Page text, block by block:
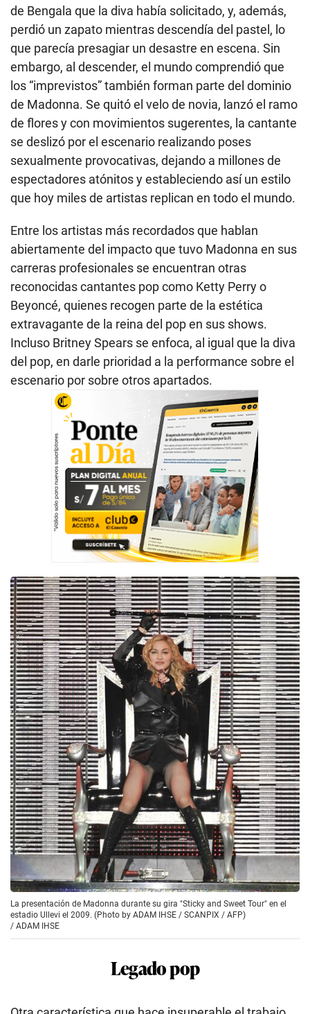
de Bengala que la diva había solicitado, y, además,
perdió un zapato mientras descendía del pastel, lo
que parecía presagiar un desastre en escena. Sin
embargo, al descender, el mundo comprendió que
los “imprevistos” también forman parte del dominio
de Madonna. Se quitó el velo de novia, lanzó el ramo
de flores y con movimientos sugerentes, la cantante
se deslizó por el escenario realizando poses
sexualmente provocativas, dejando a millones de
espectadores atónitos y estableciendo así un estilo
que hoy miles de artistas replican en todo el mundo.
Entre los artistas más recordados que hablan
abiertamente del impacto que tuvo Madonna en sus
carreras profesionales se encuentran otras
reconocidas cantantes pop como Ketty Perry o
Beyoncé, quienes recogen parte de la estética
extravagante de la reina del pop en sus shows.
Incluso Britney Spears se enfoca, al igual que la diva
del pop, en darle prioridad a la performance sobre el
escenario por sobre otros apartados.
La presentación de Madonna durante su gira "Sticky and Sweet Tour" en el
estadio Ullevi el 2009. (Photo by ADAM IHSE / SCANPIX / AFP)
/ ADAM IHSE
Legado pop